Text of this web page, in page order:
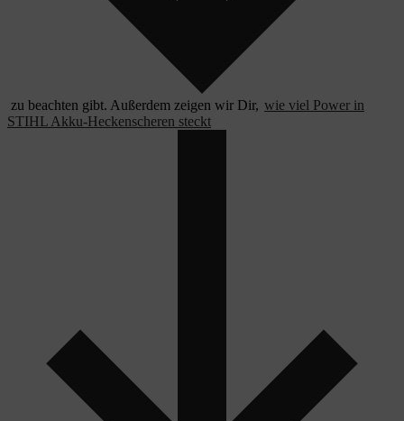
zu beachten gibt. Außerdem zeigen wir Dir, wie viel Power in
STIHL Akku-Heckenscheren steckt